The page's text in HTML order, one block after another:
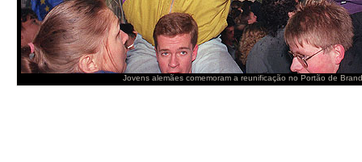
Jovens alemães comemoram a reunificação no Portão de